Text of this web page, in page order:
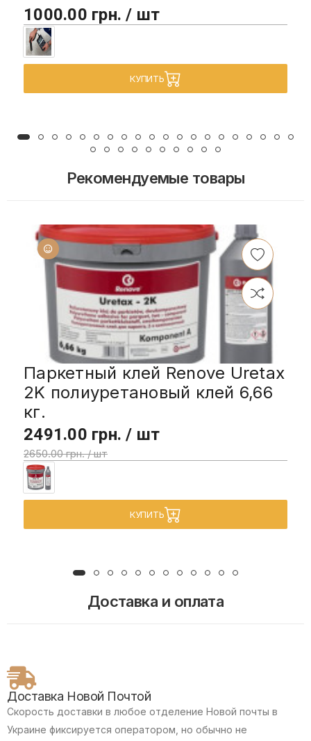
1000.00 грн. / шт
КУПИТЬ
Рекомендуемые товары
Паркетный клей Renove Uretax
2K полиуретановый клей 6,66
кг.
2491.00 грн. / шт
2650.00 грн. / шт
КУПИТЬ
Доставка и оплата
Доставка Новой Почтой
Скорость доставки в любое отделение Новой почты в
Украине фиксируется оператором, но обычно не